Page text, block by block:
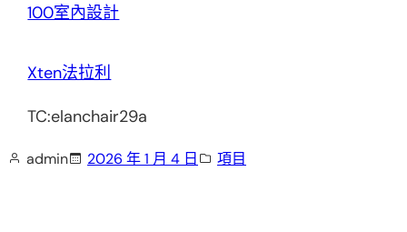
100室內設計
Xten法拉利
TC:elanchair29a
admin 2026 年 1 月 4 日 項目